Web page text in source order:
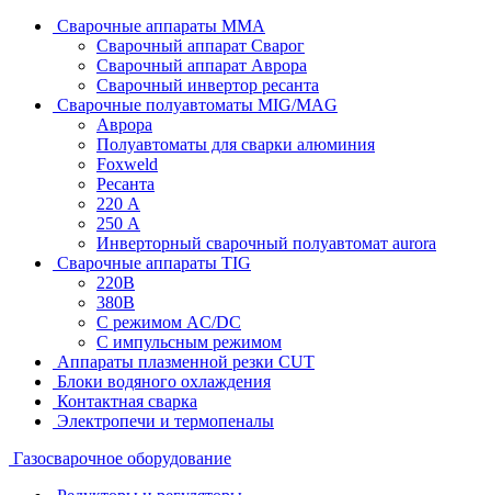
Сварочные аппараты MMA
Сварочный аппарат Сварог
Сварочный аппарат Аврора
Сварочный инвертор ресанта
Сварочные полуавтоматы MIG/MAG
Аврора
Полуавтоматы для сварки алюминия
Foxweld
Ресанта
220 А
250 А
Инверторный сварочный полуавтомат aurora
Сварочные аппараты TIG
220В
380В
С режимом AC/DC
С импульсным режимом
Аппараты плазменной резки CUT
Блоки водяного охлаждения
Контактная сварка
Электропечи и термопеналы
Газосварочное оборудование